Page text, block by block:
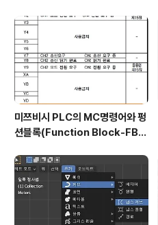
미쯔비시 PLC의 MC명령어와 펑
션블록(Function Block-FB)